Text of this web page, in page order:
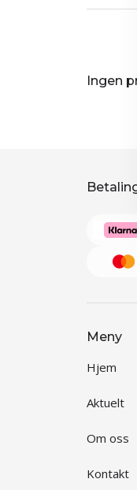
Ingen
Meny
Hjem
Aktuelt
Om oss
Kontakt